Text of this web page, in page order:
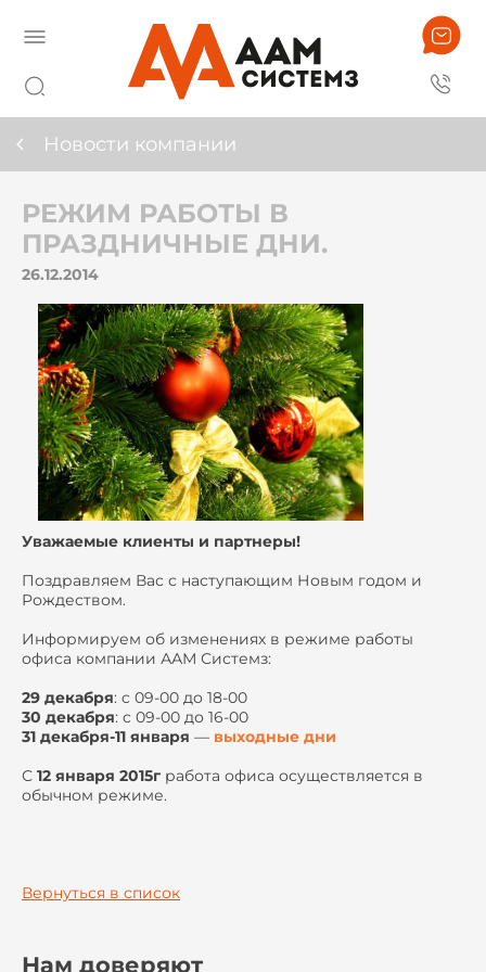
Новости компании
РЕЖИМ РАБОТЫ В
ПРАЗДНИЧНЫЕ ДНИ.
26.12.2014
Уважаемые клиенты и партнеры!
Поздравляем Вас с наступающим Новым годом и
Рождеством.
Информируем об изменениях в режиме работы
офиса компании ААМ Системз:
29 декабря: c 09-00 до 18-00
30 декабря: c 09-00 до 16-00
31 декабря-11 января — выходные дни
С 12 января 2015г работа офиса осуществляется в
обычном режиме.
Вернуться в список
Нам доверяют